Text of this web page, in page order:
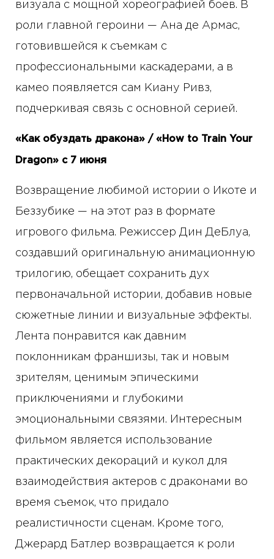
визуала с мощной хореографией боев. В
роли главной героини — Ана де Армас,
готовившейся к съемкам с
профессиональными каскадерами, а в
камео появляется сам Киану Ривз,
подчеркивая связь с основной серией.
«Как обуздать дракона» / «How to Train Your
Dragon» с 7 июня
Возвращение любимой истории о Икоте и
Беззубике — на этот раз в формате
игрового фильма. Режиссер Дин ДеБлуа,
создавший оригинальную анимационную
трилогию, обещает сохранить дух
первоначальной истории, добавив новые
сюжетные линии и визуальные эффекты.
Лента понравится как давним
поклонникам франшизы, так и новым
зрителям, ценимым эпическими
приключениями и глубокими
эмоциональными связями. Интересным
фильмом является использование
практических декораций и кукол для
взаимодействия актеров с драконами во
время съемок, что придало
реалистичности сценам. Кроме того,
Джерард Батлер возвращается к роли